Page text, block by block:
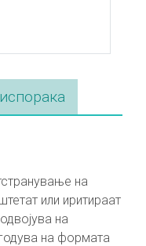
на
или иритираат
на
на формата